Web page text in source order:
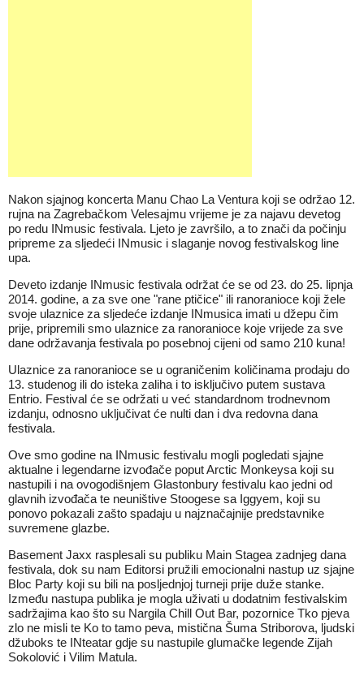
Nakon sjajnog koncerta Manu Chao La Ventura koji se održao 12.
rujna na Zagrebačkom Velesajmu vrijeme je za najavu devetog
po redu INmusic festivala. Ljeto je završilo, a to znači da počinju
pripreme za sljedeći INmusic i slaganje novog festivalskog line
upa.
Deveto izdanje INmusic festivala održat će se od 23. do 25. lipnja
2014. godine, a za sve one "rane ptičice" ili ranoranioce koji žele
svoje ulaznice za sljedeće izdanje INmusica imati u džepu čim
prije, pripremili smo ulaznice za ranoranioce koje vrijede za sve
dane održavanja festivala po posebnoj cijeni od samo 210 kuna!
Ulaznice za ranoranioce se u ograničenim količinama prodaju do
13. studenog ili do isteka zaliha i to isključivo putem sustava
Entrio. Festival će se održati u već standardnom trodnevnom
izdanju, odnosno uključivat će nulti dan i dva redovna dana
festivala.
Ove smo godine na INmusic festivalu mogli pogledati sjajne
aktualne i legendarne izvođače poput Arctic Monkeysa koji su
nastupili i na ovogodišnjem Glastonbury festivalu kao jedni od
glavnih izvođača te neuništive Stoogese sa Iggyem, koji su
ponovo pokazali zašto spadaju u najznačajnije predstavnike
suvremene glazbe.
Basement Jaxx rasplesali su publiku Main Stagea zadnjeg dana
festivala, dok su nam Editorsi pružili emocionalni nastup uz sjajne
Bloc Party koji su bili na posljednjoj turneji prije duže stanke.
Između nastupa publika je mogla uživati u dodatnim festivalskim
sadržajima kao što su Nargila Chill Out Bar, pozornice Tko pjeva
zlo ne misli te Ko to tamo peva, mistična Šuma Striborova, ljudski
džuboks te INteatar gdje su nastupile glumačke legende Zijah
Sokolović i Vilim Matula.